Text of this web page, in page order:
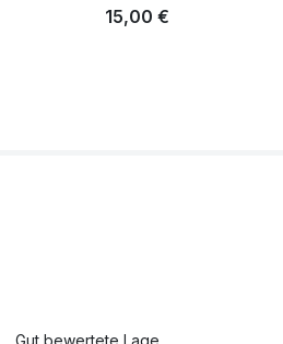
15,00 €
Gut bewertete Lage